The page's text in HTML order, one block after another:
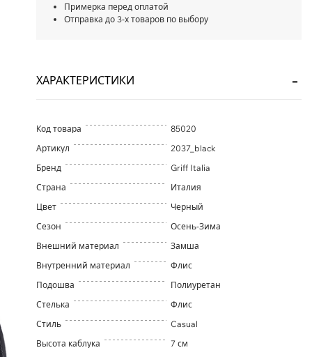
Примерка перед оплатой
Отправка до 3-х товаров по выбору
ХАРАКТЕРИСТИКИ
Код товара
85020
Артикул
2037_black
Бренд
Griff Italia
Страна
Италия
Цвет
Черный
Сезон
Осень-Зима
Внешний материал
Замша
Внутренний материал
Флис
Подошва
Полиуретан
Стелька
Флис
Стиль
Casual
Высота каблука
7 см